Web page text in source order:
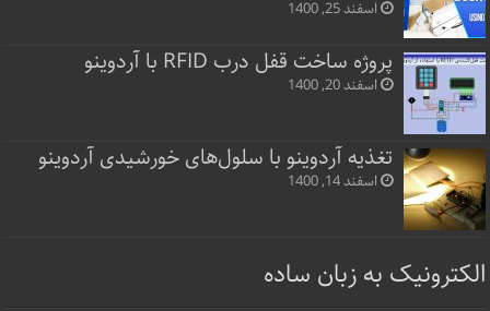
اسفند 25, 1400
پروژه ساخت قفل‌ درب RFID با آردوینو
اسفند 20, 1400
تغذیه آردوینو با سلول‌های خورشیدی آردوینو
اسفند 14, 1400
الکترونیک به زبان ساده